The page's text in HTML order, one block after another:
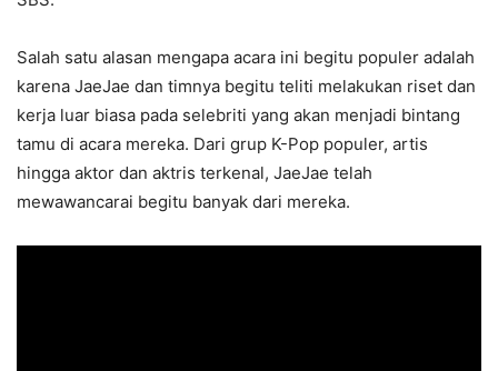
Salah satu alasan mengapa acara ini begitu populer adalah
karena JaeJae dan timnya begitu teliti melakukan riset dan
kerja luar biasa pada selebriti yang akan menjadi bintang
tamu di acara mereka. Dari grup K-Pop populer, artis
hingga aktor dan aktris terkenal, JaeJae telah
mewawancarai begitu banyak dari mereka.